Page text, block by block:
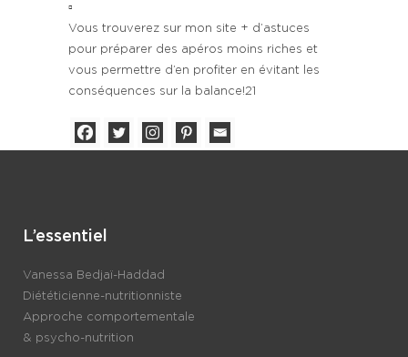
▫️
Vous trouverez sur mon site + d’astuces
pour préparer des apéros moins riches et
vous permettre d’en profiter en évitant les
conséquences sur la balance!21
L’essentiel
Vanessa Bedjaï-Haddad
Diététicienne-nutritionniste
Approche comportementale
& psycho-nutrition